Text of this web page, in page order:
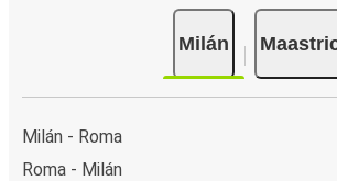
Milán
Milán - Roma
Roma - Milán